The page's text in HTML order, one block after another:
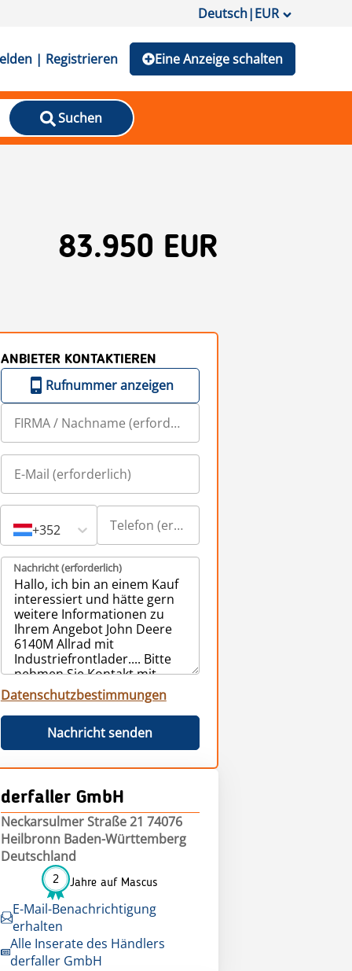
Deutsch|EUR
| Registrieren Eine Anzeige schalten
Suchen
83.950 EUR
ANBIETER KONTAKTIEREN
Rufnummer anzeigen
+352
Nachricht (erforderlich)
Datenschutzbestimmungen
Nachricht senden
derfaller GmbH
Neckarsulmer Straße 21 74076
Heilbronn Baden-Württemberg
Deutschland
2 Jahre auf Mascus
E-Mail-Benachrichtigung
erhalten
Alle Inserate des Händlers
derfaller GmbH